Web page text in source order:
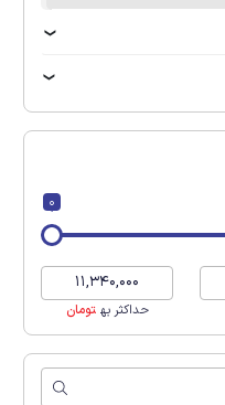
0
حداکثر به تومان